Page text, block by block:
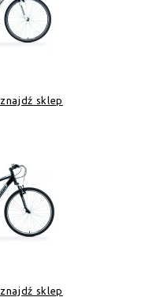
znajdź sklep
znajdź sklep